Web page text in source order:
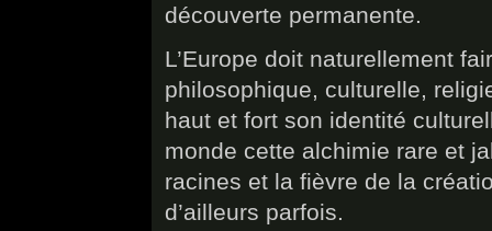
découverte permanente.
L’Europe doit naturellement
philosophique, culturelle,
haut et fort son identité
monde cette alchimie rare et
racines et la fièvre de la
d’ailleurs parfois.